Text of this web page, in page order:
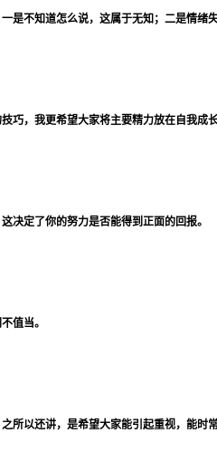
是不知道怎么说，这属于无知；二是情绪
巧，我更希望大家将主要精力放在自我成
决定了你的努力是否能得到正面的回报。
值当。
所以还讲，是希望大家能引起重视，能时常